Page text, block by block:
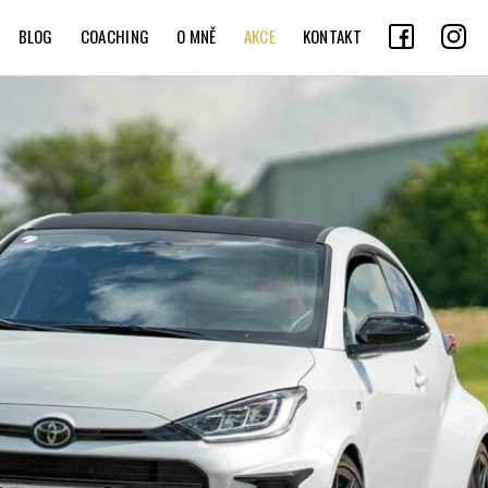
BLOG COACHING O MNĚ AKCE KONTAKT